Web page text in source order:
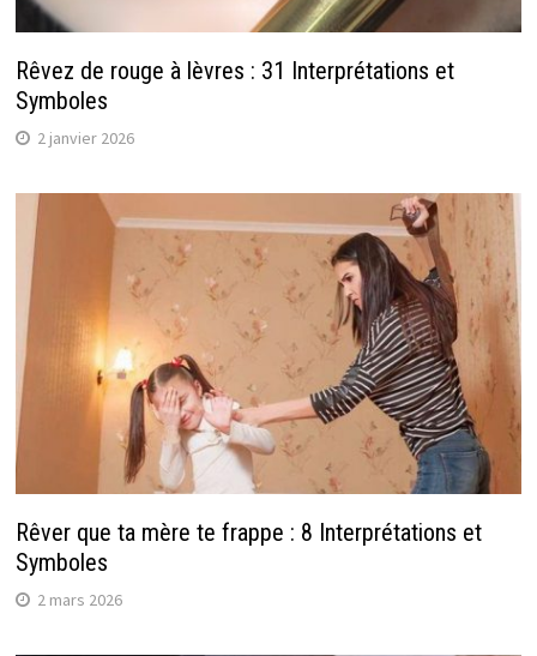
Rêvez de rouge à lèvres : 31 Interprétations et
Symboles
2 janvier 2026
Rêver que ta mère te frappe : 8 Interprétations et
Symboles
2 mars 2026